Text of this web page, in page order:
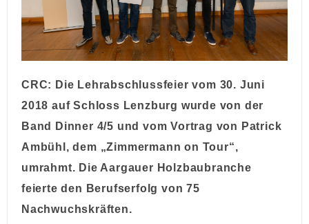
CRC: Die Lehrabschlussfeier vom 30. Juni
2018 auf Schloss Lenzburg wurde von der
Band Dinner 4/5 und vom Vortrag von Patrick
Ambühl, dem „Zimmermann on Tour“,
umrahmt. Die Aargauer Holzbaubranche
feierte den Berufserfolg von 75
Nachwuchskräften.